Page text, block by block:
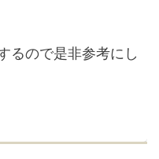
るので是非参考にし